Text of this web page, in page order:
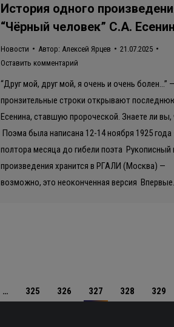
История одного
“Чёрный человек” С.А.
Новости Автор: Алексей Ярцев
21.07.2025
Оставить комментарий
“Друг мой, друг мой, я очень и очень болен…”
пронзительные строки открывают
Есенина, ставшую пророческой. Знаете ли вы,
Поэма была написана 12-14 ноября 1925 года
полтора месяца до гибели поэта Рукописный
произведения хранится в РГАЛИ (Москва) —
возможно, это неоконченная версия
… 325 326 327 328 329